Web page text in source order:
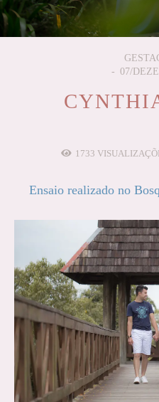
07/
1733
Ensaio realizado no